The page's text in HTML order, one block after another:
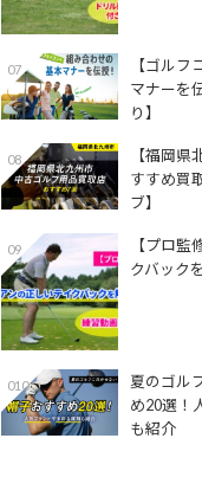
07
【ゴル
マナーを
り】
08
【福岡
すすめ買
ブ】
09
【プロ監
クバック
010
夏のゴル
め20選！
も紹介